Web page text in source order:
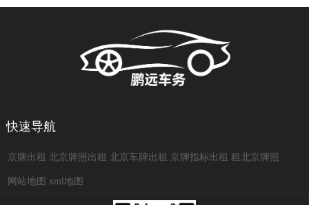
快速导航
京牌出租 北京牌照出租 北京车牌出租 京牌指标出租 租北京牌照
网站地图 xml地图